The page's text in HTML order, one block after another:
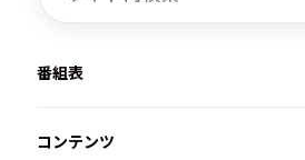
番組表
コンテンツ